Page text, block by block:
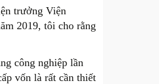
trưởng Viện
2019, tôi cho rằng
công nghiệp lần
vốn là rất cần thiết